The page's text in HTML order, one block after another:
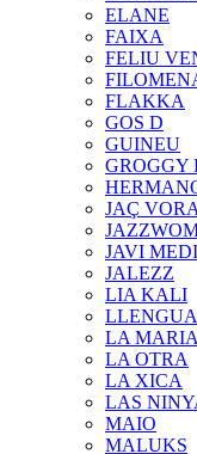
ELANE
FAIXA
FELIU
FLAKKA
GOS D
GUINEU
GROGGY
JAÇ
JAVI
JALEZZ
LIA KALI
LA MARIA
LA OTRA
LA XICA
LAS
MAIO
MALUKS